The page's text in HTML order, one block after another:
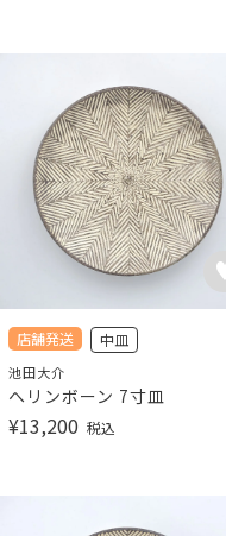
店舗発送 中皿
池田大介
へリンボーン 7寸皿
¥13,200 税込